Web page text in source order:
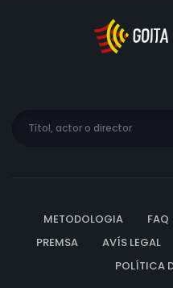
METODOLOGIA FAQ
PREMSA
AVÍS LEGAL
POLÍTICA